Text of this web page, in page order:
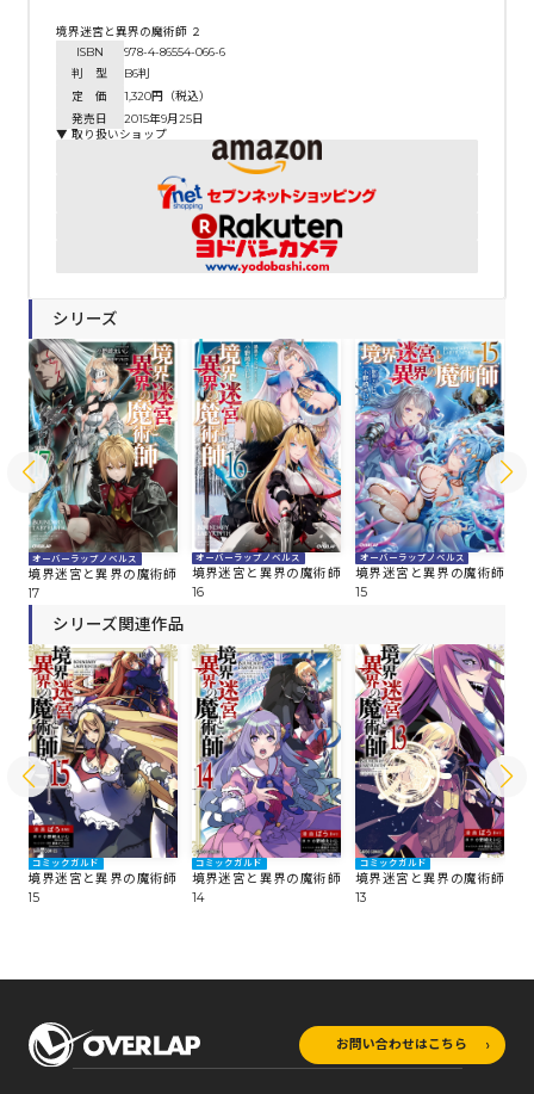
境界迷宮と異界の魔術師 ２
ISBN
978-4-86554-066-6
判 型
B6判
定 価
1,320円（税込）
発売日
2015年9月25日
▼ 取り扱いショップ
シリーズ
オーバーラップノベルス
境界迷宮と異界の魔術師
17
オーバーラップノベルス
境界迷宮と異界の魔術師
16
オーバーラップノベルス
境界迷宮と異界の魔術師
15
シリーズ関連作品
コミックガルド
境界迷宮と異界の魔術師
15
コミックガルド
境界迷宮と異界の魔術師
14
コミックガルド
境界迷宮と異界の魔術師
13
お問い合わせはこちら